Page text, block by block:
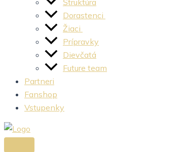
Štruktúra
Dorastenci
Žiaci
Prípravky
Dievčatá
Future team
Partneri
Fanshop
Vstupenky